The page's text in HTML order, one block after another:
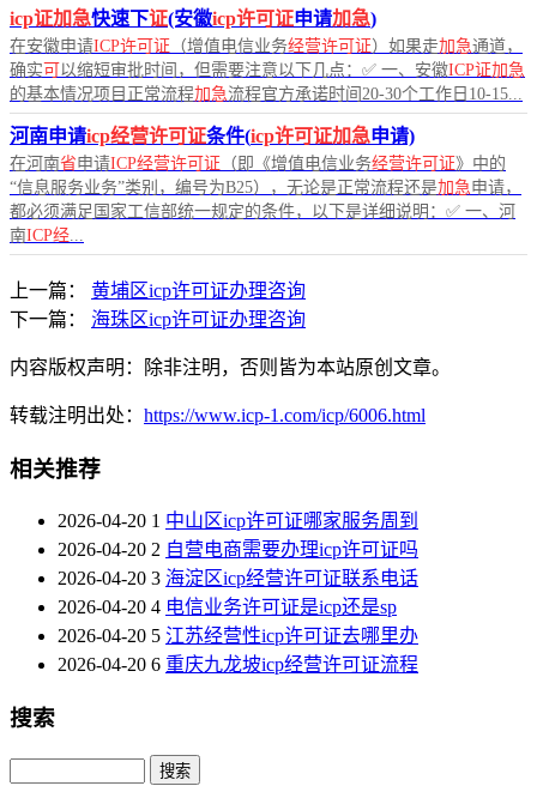
icp证加急快速下证(安徽icp许可证申请加急)
在安徽申请ICP许可证 （增值电信业务经营许可证）如果走加急通道，
确实 可 以缩短审批时间，但需要注意以下几点：✅ 一、安徽ICP证加急
的基本情况项目正常流程加急 流程官方承诺时间20-30个工作日10-15...
河南申请icp经营许可证条件(icp许可证加急申请)
在河南省 申请ICP经营许可证 （即《增值电信业务经营许可证》中的
“信息服务业务”类别，编号为B25），无论是正常流程还是加急 申请，
都必须满足国家工信部统一规定的条件，以下是详细说明：✅ 一、河
南ICP经
上一篇：
黄埔区icp许可证办理咨询
下一篇：
海珠区icp许可证办理咨询
内容版权声明：除非注明，否则皆为本站原创文章。
转载注明出处： https://www.icp-1.com/icp/6006.html
相关推荐
2026-04-20 1 中山区icp许可证哪家服务周到
2026-04-20 2 自营电商需要办理icp许可证吗
2026-04-20 3 海淀区icp经营许可证联系电话
2026-04-20 4 电信业务许可证是icp还是sp
2026-04-20 5 江苏经营性icp许可证去哪里办
2026-04-20 6 重庆九龙坡icp经营许可证流程
搜索
Search